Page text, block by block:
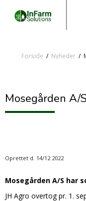
Forside / Nyheder /
Mosegården A/
Oprettet d. 14/12 2022
Mosegården A/S har
JH Agro overtog pr. 1.